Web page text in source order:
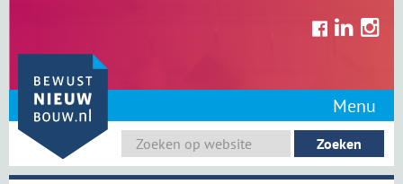
content
Menu